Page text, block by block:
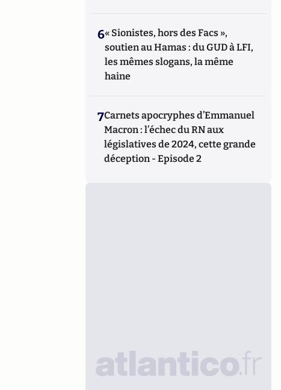
6« Sionistes, hors des Facs »,
soutien au Hamas : du GUD à LFI,
les mêmes slogans, la même
haine
7Carnets apocryphes d’Emmanuel
Macron : l’échec du RN aux
législatives de 2024, cette grande
déception - Episode 2